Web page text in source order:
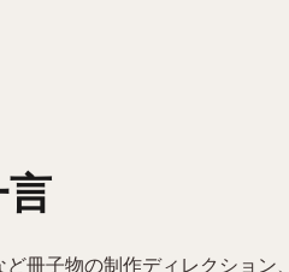
冊子物の制作ディレクション